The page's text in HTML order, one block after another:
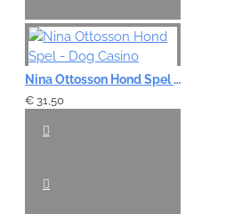
Nina Ottosson Hond Spel - Dog Casino
€ 31,50